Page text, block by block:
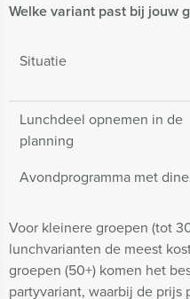
Welke variant past bij jouw
Situatie
Lunchdeel opnemen in de
planning
Avondprogramma met
Voor kleinere groepen (tot
lunchvarianten de meest
groepen (50+) komen het
partyvariant, waarbij de